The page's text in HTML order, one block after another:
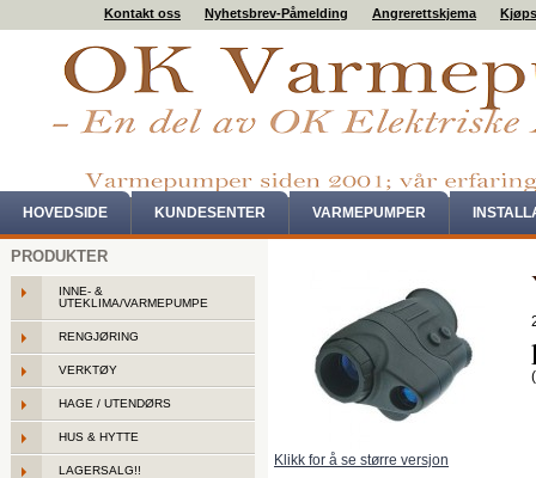
Kontakt oss Nyhetsbrev-Påmelding Angrerettskjema
HOVEDSIDE KUNDESENTER VARMEPUMPER
PRODUKTER
INNE- &
UTEKLIMA/VARMEPUMPE
RENGJØRING
VERKTØY
HAGE / UTENDØRS
HUS & HYTTE
LAGERSALG!!
Klikk for å se større versjon